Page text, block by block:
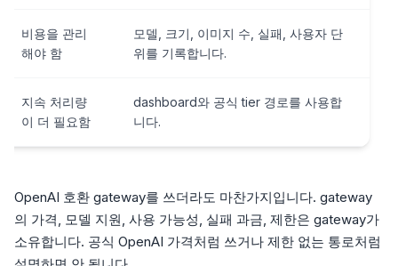
비용을 관리
해야 함
모델, 크기, 이미지 수, 실패, 사용자 단
위를 기록합니다.
지속 처리량
이 더 필요함
dashboard와 공식 tier 경로를 사용합
니다.
OpenAI 호환 gateway를 쓰더라도 마찬가지입니다. gateway
의 가격, 모델 지원, 사용 가능성, 실패 과금, 제한은 gateway가
소유합니다. 공식 OpenAI 가격처럼 쓰거나 제한 없는 통로처럼